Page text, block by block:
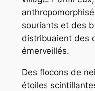
souriants et des
distribuaient des
émerveillés.
Des flocons de
étoiles